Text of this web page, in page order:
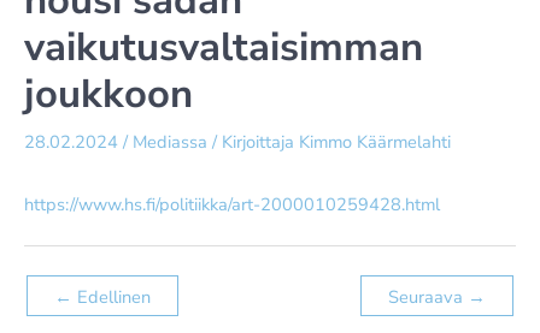
vaikutusvaltaisimman
joukkoon
28.02.2024 / Mediassa / Kirjoittaja Kimmo Käärmelahti
https://www.hs.fi/politiikka/art-2000010259428.html
← Edellinen Seuraava →